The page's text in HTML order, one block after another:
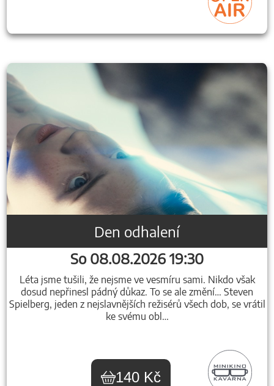
Den odhalení
So 08.08.2026 19:30
Léta jsme tušili, že nejsme ve vesmíru sami. Nikdo však
dosud nepřinesl pádný důkaz. To se ale změní… Steven
Spielberg, jeden z nejslavnějších režisérů všech dob, se vrátil
ke svému obl…
140 Kč